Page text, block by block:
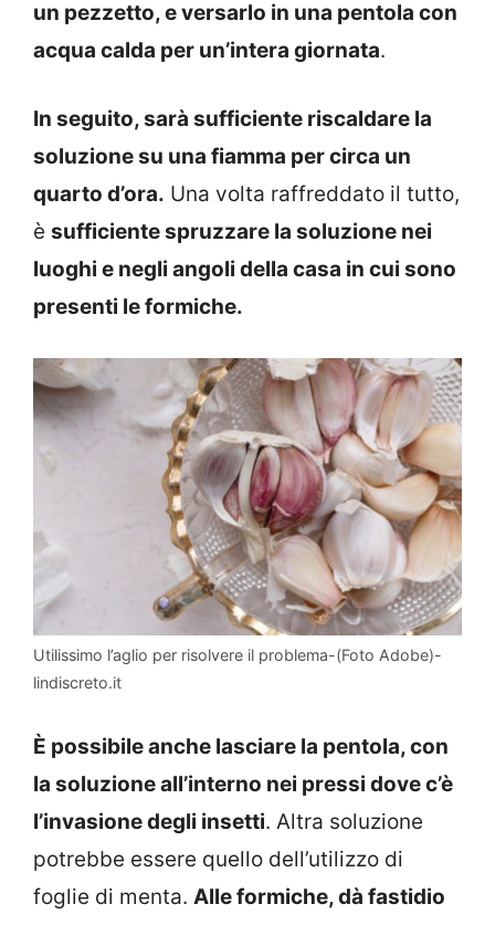
un pezzetto, e versarlo in una pentola con
acqua calda per un’intera giornata.
In seguito, sarà sufficiente riscaldare la
soluzione su una fiamma per circa un
quarto d’ora. Una volta raffreddato il tutto,
è sufficiente spruzzare la soluzione nei
luoghi e negli angoli della casa in cui sono
presenti le formiche.
Utilissimo l’aglio per risolvere il problema-(Foto Adobe)-
lindiscreto.it
È possibile anche lasciare la pentola, con
la soluzione all’interno nei pressi dove c’è
l’invasione degli insetti. Altra soluzione
potrebbe essere quello dell’utilizzo di
foglie di menta. Alle formiche, dà fastidio